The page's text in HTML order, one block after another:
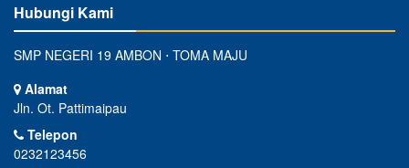
Hubungi Kami
SMP NEGERI 19 AMBON ⋅ TOMA MAJU
Alamat
Jln. Ot. Pattimaipau
Telepon
0232123456